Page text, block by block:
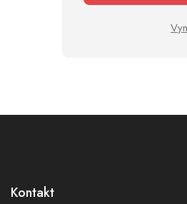
Kontakt